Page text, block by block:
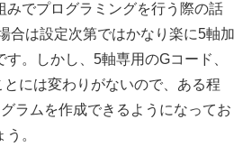
でプログラミングを行う際の話
合は設定次第ではかなり楽に5軸加
。しかし、5軸専用のGコード、
には変わりがないので、ある程
ラムを作成できるようになってお
。